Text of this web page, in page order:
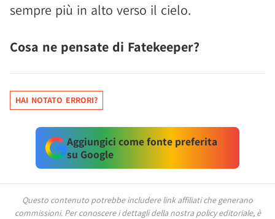
sempre più in alto verso il cielo.
Cosa ne pensate di Fatekeeper?
HAI NOTATO ERRORI?
Aggiungici come fonte preferita
su Google
Questo contenuto potrebbe includere link affiliati che generano
commissioni. Per conoscere i dettagli della nostra policy editoriale, è